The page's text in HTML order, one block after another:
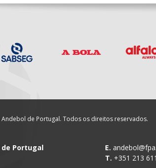
de Portugal. Todos os direitos reservados.
de Portugal
E.
T. +351 213